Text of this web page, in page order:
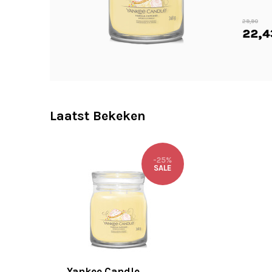
29,90
Laatst Bekeken
-25%
SALE